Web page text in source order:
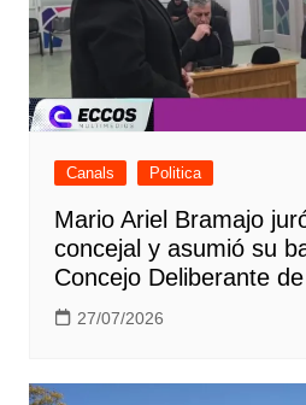
Canals Politica
Mario Ariel Bramajo
concejal y asumió su
Concejo Deliberante
27/07/2026